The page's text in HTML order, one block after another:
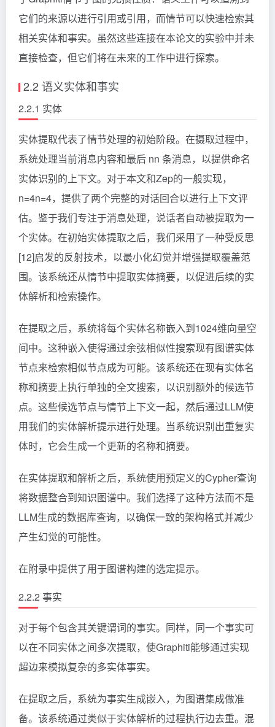
它们的来源以进行引用或引用，而情节可以快速检索其
相关实体和事实。虽然这些连接在本论文的实验中并未
直接检查，但它们将在未来的工作中进行探索。
2.2 语义实体和事实
2.2.1 实体
实体提取代表了情节处理的初始阶段。在摄取过程中，
系统处理当前消息内容和最后 nn 条消息，以提供命名
实体识别的上下文。对于本文和Zep的一般实现，
n=4n=4，提供了两个完整的对话回合以进行上下文评
估。鉴于我们专注于消息处理，说话者自动被提取为一
个实体。在初始实体提取之后，我们采用了一种受反思
[12]启发的反射技术，以最小化幻觉并增强提取覆盖范
围。该系统还从情节中提取实体摘要，以促进后续的实
体解析和检索操作。
在提取之后，系统将每个实体名称嵌入到1024维向量空
间中。这种嵌入使得通过余弦相似性搜索现有图谱实体
节点来检索相似节点成为可能。该系统还在现有实体名
称和摘要上执行单独的全文搜索，以识别额外的候选节
点。这些候选节点与情节上下文一起，然后通过LLM使
用我们的实体解析提示进行处理。当系统识别出重复实
体时，它会生成一个更新的名称和摘要。
在实体提取和解析之后，系统使用预定义的Cypher查询
将数据整合到知识图谱中。我们选择了这种方法而不是
LLM生成的数据库查询，以确保一致的架构格式并减少
产生幻觉的可能性。
在附录中提供了用于图谱构建的选定提示。
2.2.2 事实
对于每个包含其关键谓词的事实。同样，同一个事实可
以在不同实体之间多次提取，使Graphiti能够通过实现
超边来模拟复杂的多实体事实。
在提取之后，系统为事实生成嵌入，为图谱集成做准
备。该系统通过类似于实体解析的过程执行边去重。混